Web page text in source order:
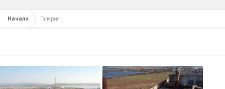
Начало Галерия